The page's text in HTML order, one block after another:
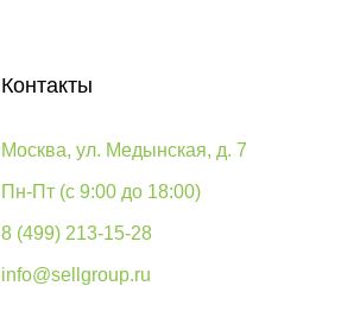
Контакты
Москва, ул. Медынская, д. 7
Пн-Пт (с 9:00 до 18:00)
8 (499) 213-15-28
info@sellgroup.ru